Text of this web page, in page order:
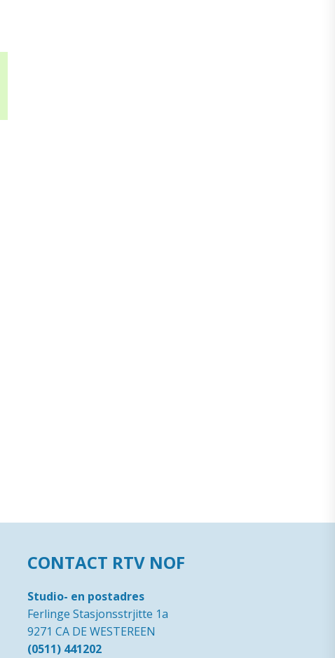
CONTACT RTV NOF
Studio- en postadres
Ferlinge Stasjonsstrjitte 1a
9271 CA DE WESTEREEN
(0511) 441202